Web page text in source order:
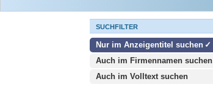
SUCHFILTER
Nur im Anzeigentitel suchen
Auch im Firmennamen suchen
Auch im Volltext suchen